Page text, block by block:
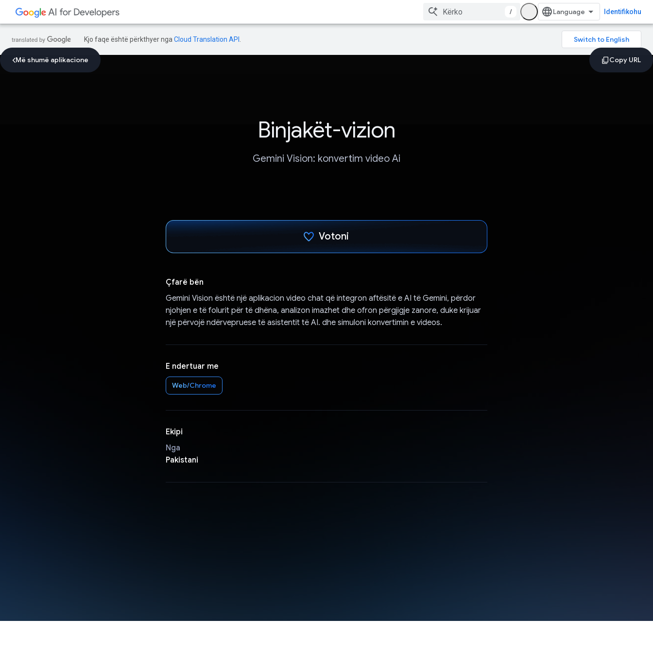
/ Identifikohu
Kjo faqe është përkthyer nga Cloud Translation API
Më shumë aplikacione
Binjakët-vizion
Gemini Vision: konvertim video Ai
Votoni
Çfarë bën
Gemini Vision është një aplikacion video chat që integron aftësitë e AI të Gemini, përdor
njohjen e të folurit për të dhëna, analizon imazhet dhe ofron përgjigje zanore, duke krijuar
një përvojë ndërvepruese të asistentit të AI. dhe simuloni konvertimin e videos.
E ndertuar me
Web/Chrome
Ekipi
Nga
Pakistani